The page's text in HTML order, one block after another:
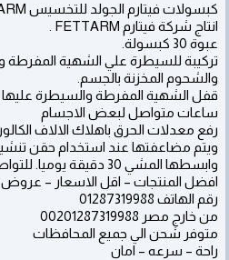
كبسولات فيتارم الجولد للتخسيس FETTARM
انتاج شركة فيتارم FETTARM .
عبوة 30 كبسولة.
تركيبة للسيطرة علي الشهية
والشحوم المخزنة بالجسم.
ساعات متواصل لبعض الاجسام
رفع معدلات الحرق باهلاك الالاف
ويتم مضاعفتها عند استخدام حقن
وابسطها المشي 30 دقيقة يوميا. للتواصل مع خدمة العملاء
افضل المنتجات – اقل الاسعار –
رقم الهاتف 01287319988
من خارج مصر 00201287319988
متوفر شحن الي جميع المحافظات
راحة – سرعه – امان